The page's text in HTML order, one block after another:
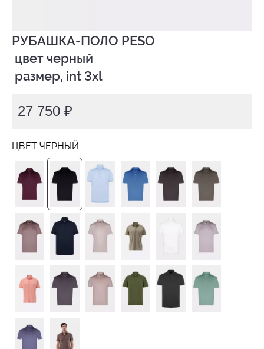
РУБАШКА-ПОЛО PESO
размер, int 3xl
27 750 ₽
ЦВЕТ ЧЕРНЫЙ